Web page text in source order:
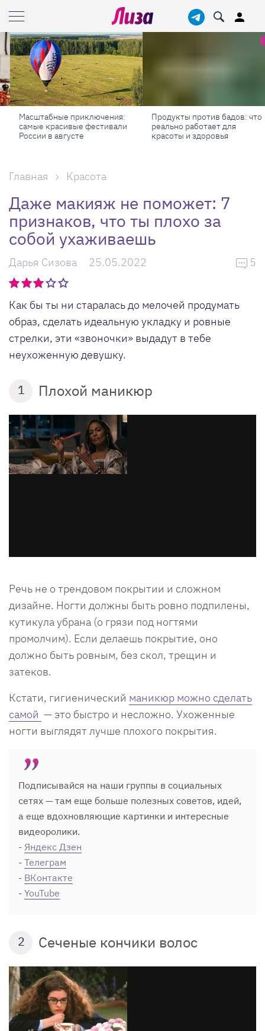
Масштабные приключения:
самые красивые фестивали
России в августе
Продукты против бадов: что
реально работает для
красоты и здоровья
Главная Красота
Даже макияж не поможет: 7
признаков, что ты плохо за
собой ухаживаешь
Дарья Сизова 25.05.2022 5
Как бы ты ни старалась до мелочей продумать
образ, сделать идеальную укладку и ровные
стрелки, эти «звоночки» выдадут в тебе
неухоженную девушку.
1 Плохой маникюр
Речь не о трендовом покрытии и сложном
дизайне. Ногти должны быть ровно подпилены,
кутикула убрана (о грязи под ногтями
промолчим). Если делаешь покрытие, оно
должно быть ровным, без скол, трещин и
затеков.
Кстати, гигиенический маникюр можно сделать
самой — это быстро и несложно. Ухоженные
ногти выглядят лучше плохого покрытия.
Подписывайся на наши группы в социальных
сетях — там еще больше полезных советов, идей,
а еще вдохновляющие картинки и интересные
видеоролики.
- Яндекс Дзен
- Телеграм
- ВКонтакте
- YouTube
2 Сеченые кончики волос